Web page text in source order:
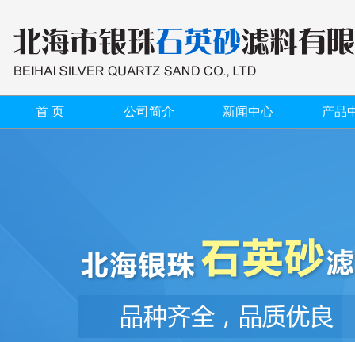
首 页 公司简介 新闻中心 产品